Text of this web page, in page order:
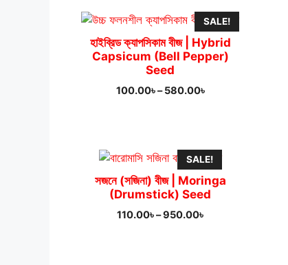
SALE!
হাইব্রিড ক্যাপসিকাম বীজ | Hybrid
Capsicum (Bell Pepper)
Seed
100.00৳– 580.00৳Price
580.00৳
SALE!
সজনে (সজিনা) বীজ | Moringa
(Drumstick) Seed
110.00৳–950.00৳Price